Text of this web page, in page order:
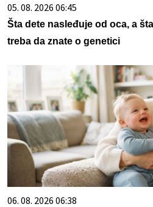
05. 08. 2026 06:45
Šta dete nasleđuje od oca, a
treba da znate o genetici
06. 08. 2026 06:38